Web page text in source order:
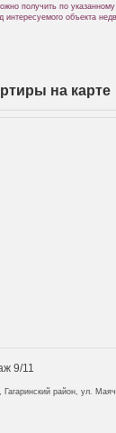
получить по
интересуемого объекта
на карте
9/11
район, ул.